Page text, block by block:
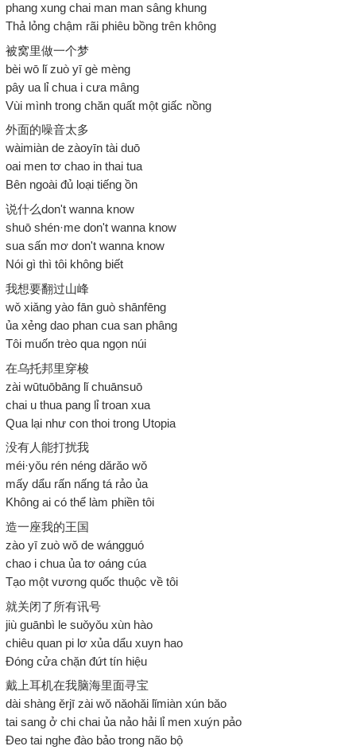
phang xung chai man man sâng khung
Thả lỏng chậm rãi phiêu bồng trên không
被窝里做一个梦
bèi wō lǐ zuò yī gè mèng
pây ua lỉ chua i cưa mâng
Vùi mình trong chăn quất một giấc nồng
外面的噪音太多
wàimiàn de zàoyīn tài duō
oai men tơ chao in thai tua
Bên ngoài đủ loại tiếng ồn
说什么don't wanna know
shuō shén·me don't wanna know
sua sấn mơ don't wanna know
Nói gì thì tôi không biết
我想要翻过山峰
wǒ xiǎng yào fān guò shānfēng
ủa xẻng dao phan cua san phâng
Tôi muốn trèo qua ngọn núi
在乌托邦里穿梭
zài wūtuōbāng lǐ chuānsuō
chai u thua pang lỉ troan xua
Qua lại như con thoi trong Utopia
没有人能打扰我
méi·yǒu rén néng dǎrǎo wǒ
mấy dẩu rấn nấng tá rảo ủa
Không ai có thể làm phiền tôi
造一座我的王国
zào yī zuò wǒ de wángguó
chao i chua ủa tơ oáng cúa
Tạo một vương quốc thuộc về tôi
就关闭了所有讯号
jiù guānbì le suǒyǒu xùn hào
chiêu quan pi lơ xủa dẩu xuyn hao
Đóng cửa chặn đứt tín hiệu
戴上耳机在我脑海里面寻宝
dài shàng ěrjī zài wǒ nǎohǎi lǐmiàn xún bǎo
tai sang ở chi chai ủa nảo hải lỉ men xuýn pảo
Đeo tai nghe đào bảo trong não bộ